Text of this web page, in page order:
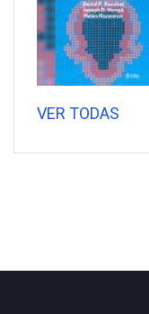
VER TODAS